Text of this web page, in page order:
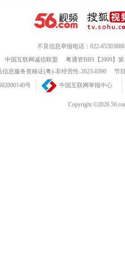
不良信息举报电话：022-65303888
中国互联网诚信联盟
粤通管BBS【2009】
信息服务资格证(粤)-非经营性-2023-0390
节
号
中国互联网举报中心
Copyright ©2026